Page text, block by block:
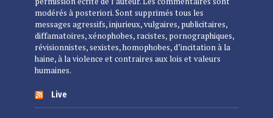
modérés à posteriori. Sont supprimés tous les
messages agressifs, injurieux, vulgaires, publicitaires,
diffamatoires, xénophobes, racistes, pornographiques,
révisionnistes, sexistes, homophobes, d’incitation à la
haine, à la violence et contraires aux lois et valeurs
humaines.
Live